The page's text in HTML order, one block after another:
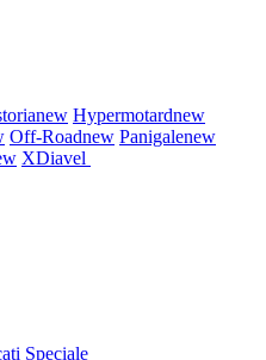
new Hypermotardnew
Off-Roadnew Panigalenew
XDiavel
Speciale